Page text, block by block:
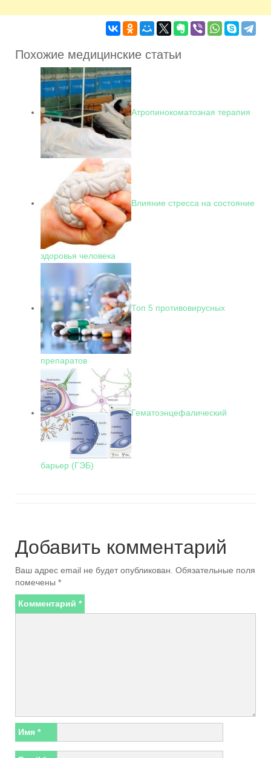
Похожие медицинские статьи
Атропинокоматозная терапия
Влияние стресса на состояние
здоровья человека
Топ 5 противовирусных
препаратов
Гематоэнцефалический
барьер (ГЭБ)
Добавить комментарий
Ваш адрес email не будет опубликован. Обязательные поля
помечены *
Комментарий *
Имя *